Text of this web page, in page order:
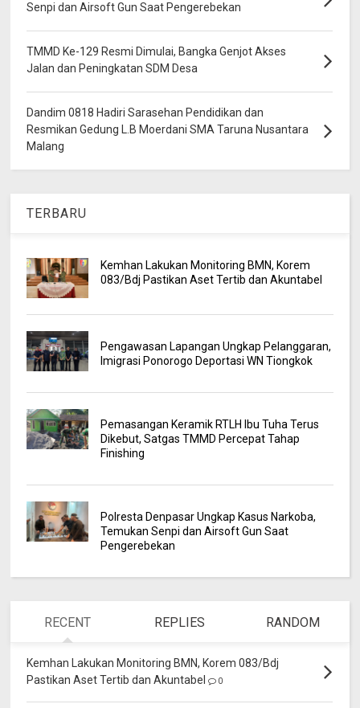
Senpi dan Airsoft Gun Saat Pengerebekan
TMMD Ke-129 Resmi Dimulai, Bangka Genjot Akses
Jalan dan Peningkatan SDM Desa
Dandim 0818 Hadiri Sarasehan Pendidikan dan
Resmikan Gedung L.B Moerdani SMA Taruna Nusantara
Malang
TERBARU
Kemhan Lakukan Monitoring BMN, Korem
083/Bdj Pastikan Aset Tertib dan Akuntabel
Pengawasan Lapangan Ungkap Pelanggaran,
Imigrasi Ponorogo Deportasi WN Tiongkok
Pemasangan Keramik RTLH Ibu Tuha Terus
Dikebut, Satgas TMMD Percepat Tahap
Finishing
Polresta Denpasar Ungkap Kasus Narkoba,
Temukan Senpi dan Airsoft Gun Saat
Pengerebekan
RECENT REPLIES RANDOM
Kemhan Lakukan Monitoring BMN, Korem 083/Bdj
Pastikan Aset Tertib dan Akuntabel
0